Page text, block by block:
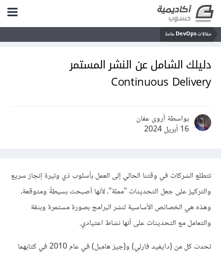
مقالات DevOps عامة
دليلك الشامل عن النشر المستمر
Continuous Delivery
بواسطة أروى عفان
16 أبريل 2024
تتطلع الشركات في وقتنا الحالي إلى العمل بأسلوب ذي وتيرة إنجاز سريع
والتركيز على جعل التحديثات "مملة"، لأنها أصبحت بسيطةً ومتوقعة،
وهذه هي الخصائص الأساسية لنشر البرامج بصورة مستمرة وبثقة
والتعامل مع التحديثات على أنها نشاط اعتيادي.
تحدث كل من (دايفيد فارلي) و(جيز هامبل) في عام 2010 في كتابهما